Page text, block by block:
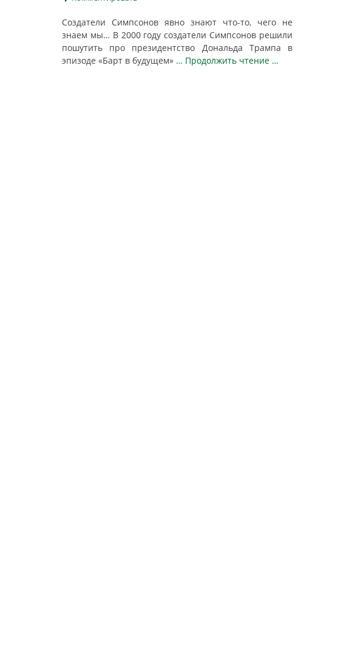
Создатели Симпсонов явно знают что-то, чего не
знаем мы… В 2000 году создатели Симпсонов решили
пошутить про президентство Дональда Трампа в
эпизоде «Барт в будущем» … Продолжить чтение …